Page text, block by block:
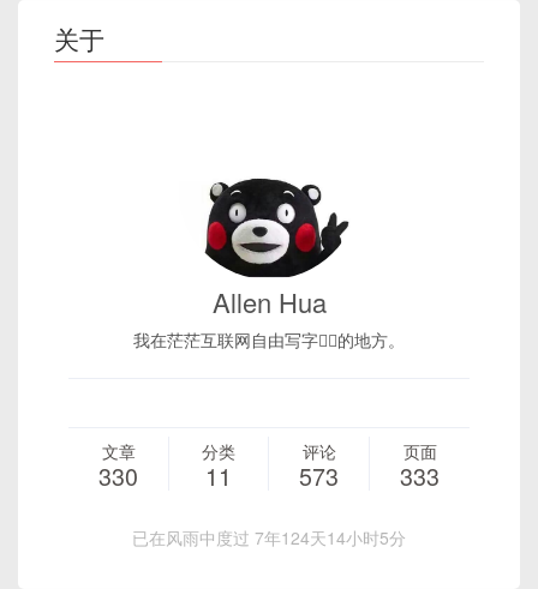
关于
Allen Hua
我在茫茫互联网自由写字✍🏻的地方。
文章
330
分类
11
评论
573
页面
333
已在风雨中度过 7年124天14小时5分